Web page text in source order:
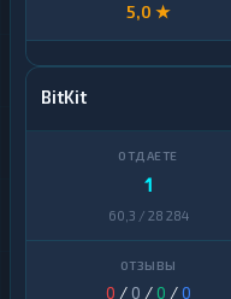
5,0 ★
BitKit
1
60,3 / 28 284
0 / 0 /0 /0